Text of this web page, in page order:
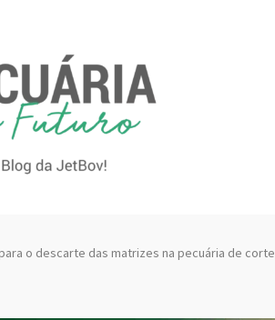
o descarte das matrizes na pecuária de corte